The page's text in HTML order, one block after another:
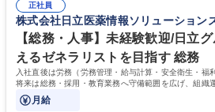
募集職種 【大阪・京都・滋賀】営業事務 ※未
えて、お客様や社員の状況に合わせ、能動的
待され。組織を支えるスペシャリストとして
社員から頼られる存在になることができま
務の持ち帰りも禁止されており、メリハリのあ
歴・資格 学歴：大学院 大学 高専 短大 語学力
正社員
株式会社日立医薬情報ソリューション
【総務・人事】未経験歓迎/日立
えるゼネラリストを目指す 総務
入社直後は労務（労務管理・給与計算・安全衛生・福
将来は総務・採用・教育業務へ守備範囲を広げ、組織
ます。
月給